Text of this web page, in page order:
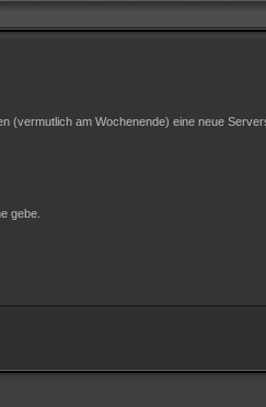
(vermutlich am Wochenende) eine neue
gebe.